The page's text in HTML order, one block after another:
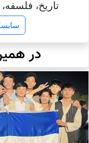
تاریخ، فلسفه،
در